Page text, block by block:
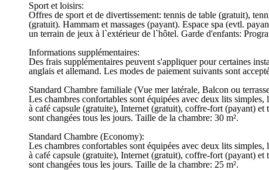
Sport et loisirs:
Offres de sport et de divertissement: tennis de table (gratuit),
(gratuit). Hammam et massages (payant). Espace spa (evtl.
un terrain de jeux à l`extérieur de l`hôtel. Garde d'enfants:
Informations supplémentaires:
Des frais supplémentaires peuvent s'appliquer pour certaines
anglais et allemand. Les modes de paiement suivants sont
Standard Chambre familiale (Vue mer latérale, Balcon ou
Les chambres confortables sont équipées avec deux lits
à café capsule (gratuite), Internet (gratuit), coffre-fort (payant)
sont changées tous les jours. Taille de la chambre: 30 m².
Standard Chambre (Economy):
Les chambres confortables sont équipées avec deux lits
à café capsule (gratuite), Internet (gratuit), coffre-fort (payant)
sont changées tous les jours. Taille de la chambre: 25 m².